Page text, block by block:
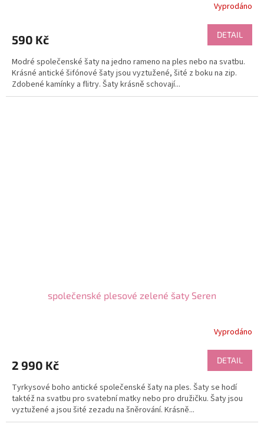
Vyprodáno
590 Kč DETAIL
Modré společenské šaty na jedno rameno na ples nebo na svatbu.
Krásné antické šifónové šaty jsou vyztužené, šité z boku na zip.
Zdobené kamínky a flitry. Šaty krásně schovají...
společenské plesové zelené šaty Seren
Vyprodáno
2 990 Kč DETAIL
Tyrkysové boho antické společenské šaty na ples. Šaty se hodí
taktéž na svatbu pro svatební matky nebo pro družičku. Šaty jsou
vyztužené a jsou šité zezadu na šněrování. Krásně...